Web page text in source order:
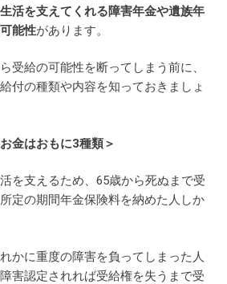
活を支えてくれる障害年金や遺族年
能性があります。
受給の可能性を断ってしまう前に、
付の種類や内容を知っておきましょ
金はおもに3種類＞
を支えるため、65歳から死ぬまで受
定の期間年金保険料を納めた人しか
かに重度の障害を負ってしまった人
害認定されれば受給権を失うまで受